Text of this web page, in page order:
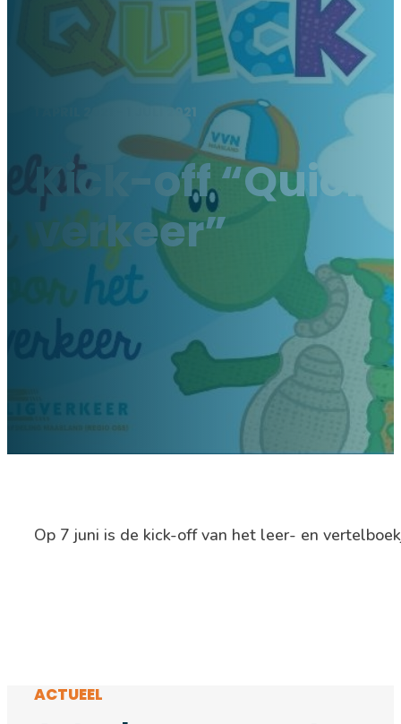
1 APRIL 2021 - 1 JULI 2021
Kick-off “Quick
verkeer”
Op 7 juni is de kick-off van het leer- en
ACTUEEL